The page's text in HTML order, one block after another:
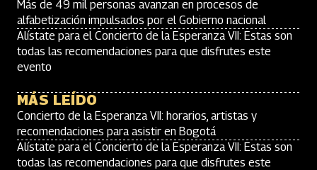
Más de 49 mil personas avanzan en procesos de
alfabetización impulsados por el Gobierno nacional
Alístate para el Concierto de la Esperanza VII: Estas son
todas las recomendaciones para que disfrutes este
evento
MÁS LEÍDO
Concierto de la Esperanza VII: horarios, artistas y
recomendaciones para asistir en Bogotá
Alístate para el Concierto de la Esperanza VII: Estas son
todas las recomendaciones para que disfrutes este